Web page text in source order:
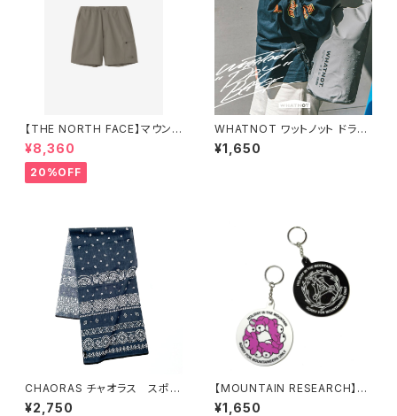
【THE NORTH FACE】マウンテ
ンカラーショーツ（メンズ）
¥8,360
20%OFF
WHATNOT ワットノット ドライ
バッグ 10L
¥1,650
CHAORAS チャオラス スポー
ツ手ぬぐい
¥2,750
【MOUNTAIN RESEARCH】Bi
g Key Holder
¥1,650